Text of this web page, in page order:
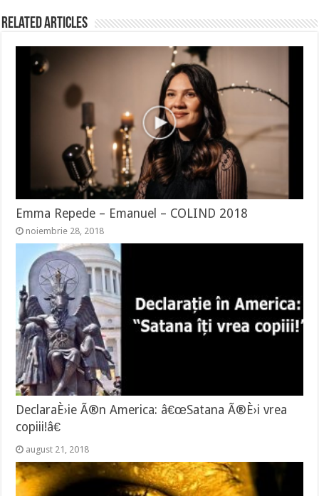
Related Articles
Emma Repede – Emanuel – COLIND 2018
noiembrie 28, 2018
DeclaraÈ›ie Ã®n America: â€œSatana Ã®È›i vrea
copiii!â€
august 21, 2018